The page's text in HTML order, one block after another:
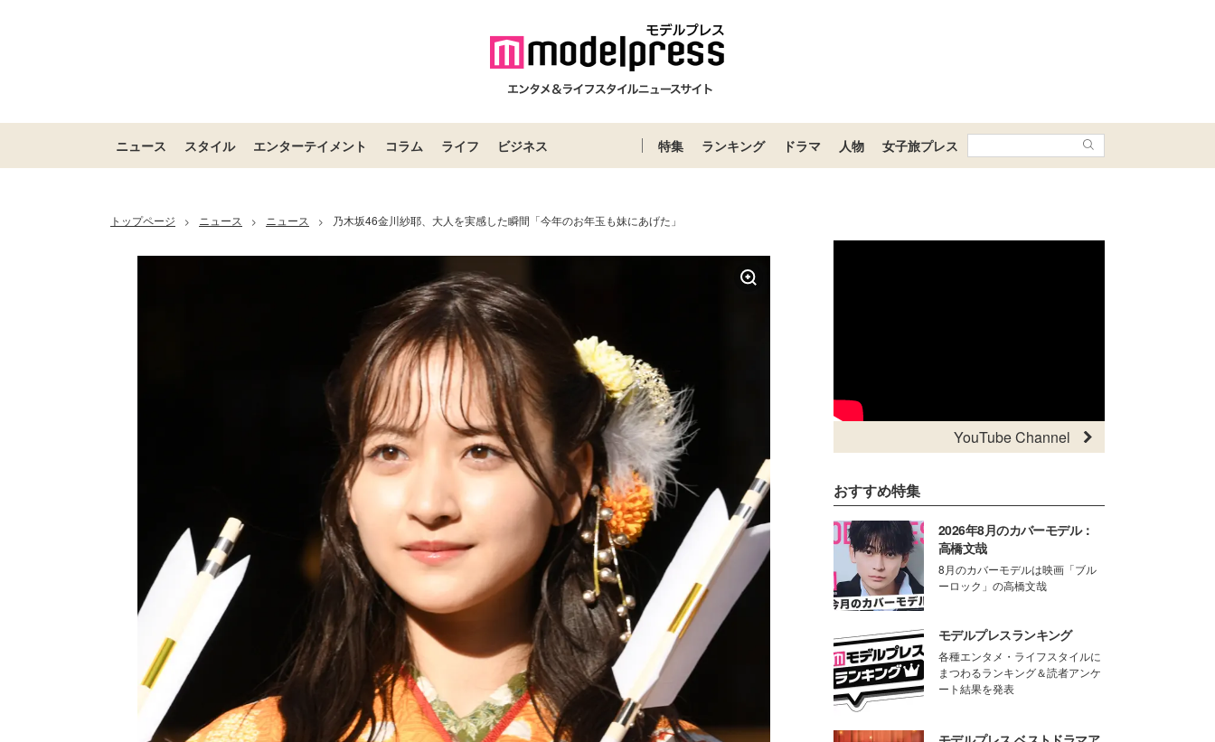
ニュース スタイル エンターテイメント コラム ライフ ビジネス 特集 ランキング ドラマ 人物 女子旅プレス
トップページ > ニュース > ニュース > 乃木坂46金川紗耶、大人を実感した瞬間「今年のお年玉も妹にあげた」
YouTube Channel
おすすめ特集
2026年8月のカバーモデル：
高橋文哉
8月のカバーモデルは映画「ブル
ーロック」の高橋文哉
モデルプレスランキング
各種エンタメ・ライフスタイルに
まつわるランキング＆読者アンケ
ート結果を発表